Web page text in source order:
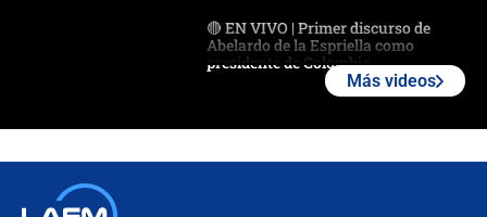
🔴 EN VIVO | Primer discurso de
Abelardo de la Espriella como
presidente de Colombia
Más videos